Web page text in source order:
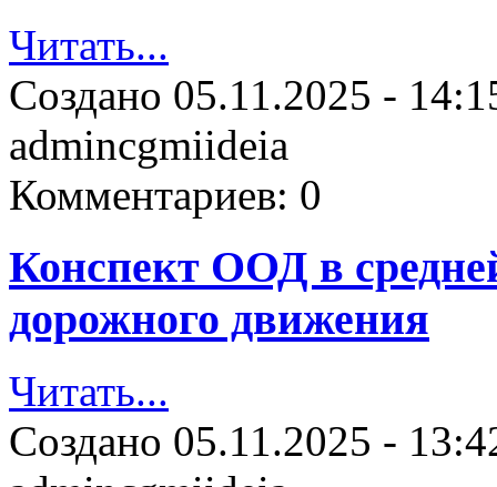
Читать...
Создано 05.11.2025 -
admincgmiideia
Комментариев: 0
Конспект ООД в
дорожного движения
Читать...
Создано 05.11.2025 -